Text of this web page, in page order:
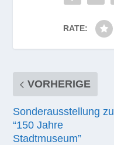
RATE:
VORHERIGE
Sonderausstellung zu
“150 Jahre
Stadtmuseum”